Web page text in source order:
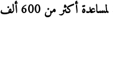
أكثر من 600 ألف شخص.